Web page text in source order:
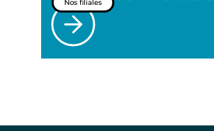
Nos filiales